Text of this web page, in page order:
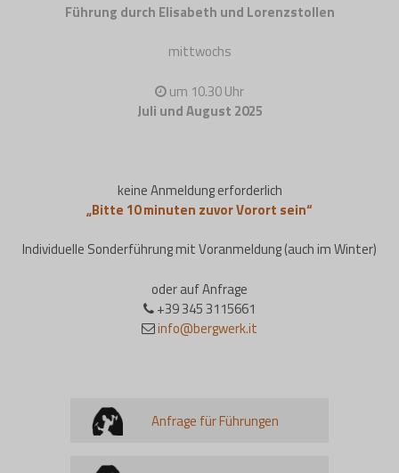
Führung durch Elisabeth und Lorenzstollen
mittwochs
um 10.30 Uhr
Juli und August 2025
keine Anmeldung erforderlich
„Bitte 10 minuten zuvor Vorort sein“
Individuelle Sonderführung mit Voranmeldung (auch im Winter)
oder auf Anfrage
+39 345 3115661
info@bergwerk.it
Anfrage für Führungen